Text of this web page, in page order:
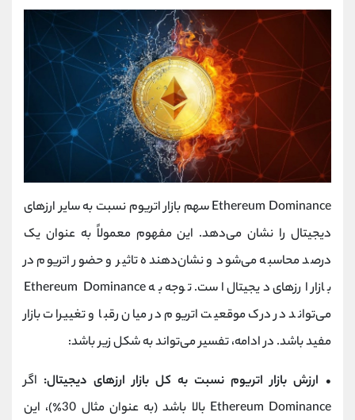
Ethereum Dominance سهم بازار اتریوم نسبت به سایر ارزهای
دیجیتال را نشان می‌دهد. این مفهوم معمولاً به عنوان یک
درصد محاسبه می‌شود و نشان‌دهنده تاثیر و حضور اتریوم در
بازار ارزهای دیجیتال است. توجه به Ethereum Dominance
می‌تواند در درک موقعیت اتریوم در میان رقبا و تغییرات بازار
مفید باشد. در ادامه، تفسیر می‌تواند به شکل زیر باشد:
• ارزش بازار اتریوم نسبت به کل بازار ارزهای دیجیتال: اگر
Ethereum Dominance بالا باشد (به عنوان مثال 30٪)، این